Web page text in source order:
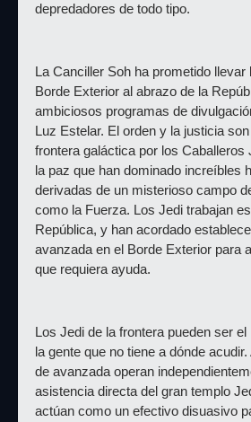
depredadores de todo tipo.
La Canciller Soh ha prometido llevar
Borde Exterior al abrazo de la
ambiciosos programas de
Luz Estelar. El orden y la justicia
frontera galáctica por los Caballeros
la paz que han dominado increíbles
derivadas de un misterioso campo
como la Fuerza. Los Jedi trabajan
República, y han acordado
avanzada en el Borde Exterior para
que requiera ayuda.
Los Jedi de la frontera pueden ser
la gente que no tiene a dónde
de avanzada operan
asistencia directa del gran templo
actúan como un efectivo disuasivo